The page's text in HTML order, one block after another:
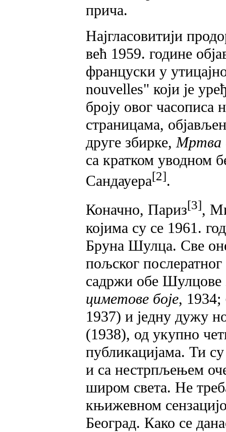
прича.
Најгласовитији
већ 1959. године
француски у
nouvelles" који је
броју овог часописа
страницама,
друге збирке,Мртва
са кратком уводном
Сандауера[2].
Коначно, Париз[3],
којима су се 1961.
Бруна Шулца. Све
пољског
садржи обе Шулцове
циметове боје, 1934;
1937) и једну дужу
(1938), од укупно
публикацијама. Ти
и са нестрпљењем
широм света. Не
књижевном
Београд. Како се